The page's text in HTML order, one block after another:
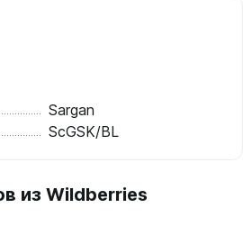
Sargan
ScGSK/BL
из Wildberries